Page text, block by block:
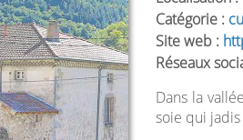
Catégorie :
Site web :
Réseaux
Dans la
soie qui